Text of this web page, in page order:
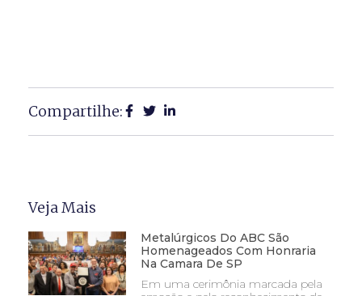
Compartilhe:
Veja Mais
Metalúrgicos Do ABC São
Homenageados Com Honraria
Na Camara De SP
Em uma cerimônia marcada pela